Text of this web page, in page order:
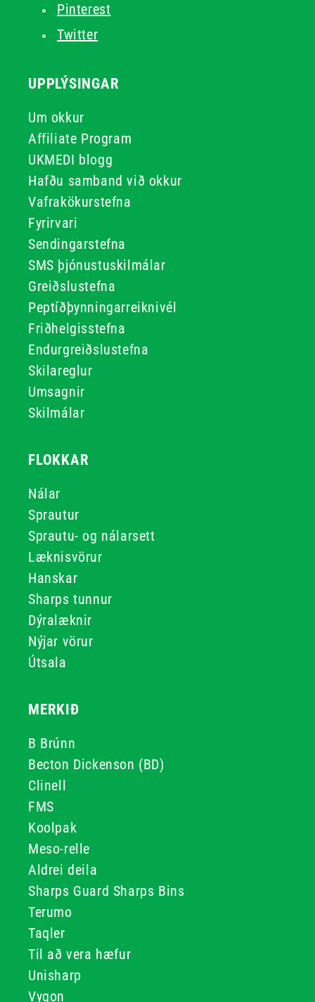
Pinterest
Twitter
UPPLÝSINGAR
Um okkur
Affiliate Program
UKMEDI blogg
Hafðu samband við okkur
Vafrakökurstefna
Fyrirvari
Sendingarstefna
SMS þjónustuskilmálar
Greiðslustefna
Peptíðþynningarreiknivél
Friðhelgisstefna
Endurgreiðslustefna
Skilareglur
Umsagnir
Skilmálar
FLOKKAR
Nálar
Sprautur
Sprautu- og nálarsett
Læknisvörur
Hanskar
Sharps tunnur
Dýralæknir
Nýjar vörur
Útsala
MERKIÐ
B Brúnn
Becton Dickenson (BD)
Clinell
FMS
Koolpak
Meso-relle
Aldrei deila
Sharps Guard Sharps Bins
Terumo
Taqler
Til að vera hæfur
Unisharp
Vygon